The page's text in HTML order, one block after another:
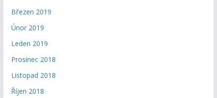
Březen 2019
Únor 2019
Leden 2019
Prosinec 2018
Listopad 2018
Říjen 2018